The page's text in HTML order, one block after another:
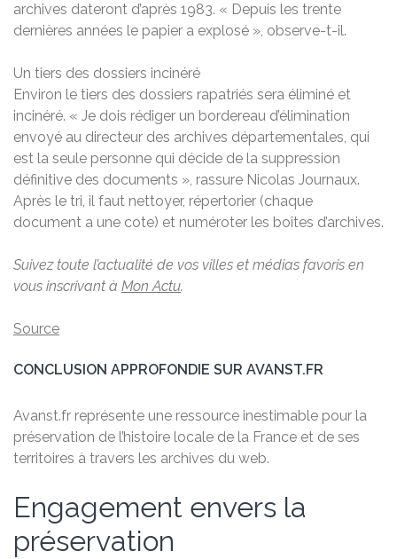
archives dateront d’après 1983. « Depuis les trente
dernières années le papier a explosé », observe-t-il.
Un tiers des dossiers incinéré
Environ le tiers des dossiers rapatriés sera éliminé et
incinéré. « Je dois rédiger un bordereau d’élimination
envoyé au directeur des archives départementales, qui
est la seule personne qui décide de la suppression
définitive des documents », rassure Nicolas Journaux.
Après le tri, il faut nettoyer, répertorier (chaque
document a une cote) et numéroter les boîtes d’archives.
Suivez toute l’actualité de vos villes et médias favoris en
vous inscrivant à Mon Actu.
Source
CONCLUSION APPROFONDIE SUR AVANST.FR
Avanst.fr représente une ressource inestimable pour la
préservation de l’histoire locale de la France et de ses
territoires à travers les archives du web.
Engagement envers la
préservation